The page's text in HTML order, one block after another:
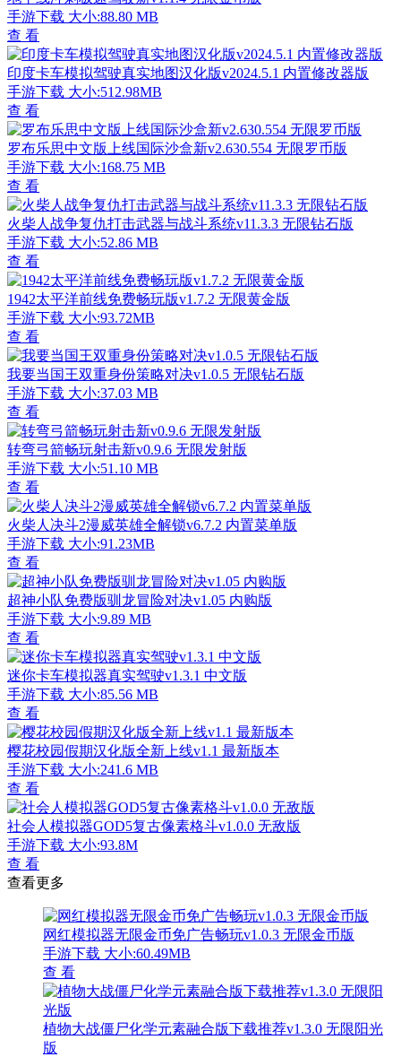
手游下载 大小:88.80 MB
查 看
印度卡车模拟驾驶真实地图汉化版v2024.5.1 内置修改器版
手游下载 大小:512.98MB
查 看
罗布乐思中文版上线国际沙盒新v2.630.554 无限罗币版
手游下载 大小:168.75 MB
查 看
火柴人战争复仇打击武器与战斗系统v11.3.3 无限钻石版
手游下载 大小:52.86 MB
查 看
1942太平洋前线免费畅玩版v1.7.2 无限黄金版
手游下载 大小:93.72MB
查 看
我要当国王双重身份策略对决v1.0.5 无限钻石版
手游下载 大小:37.03 MB
查 看
转弯弓箭畅玩射击新v0.9.6 无限发射版
手游下载 大小:51.10 MB
查 看
火柴人决斗2漫威英雄全解锁v6.7.2 内置菜单版
手游下载 大小:91.23MB
查 看
超神小队免费版驯龙冒险对决v1.05 内购版
手游下载 大小:9.89 MB
查 看
迷你卡车模拟器真实驾驶v1.3.1 中文版
手游下载 大小:85.56 MB
查 看
樱花校园假期汉化版全新上线v1.1 最新版本
手游下载 大小:241.6 MB
查 看
社会人模拟器GOD5复古像素格斗v1.0.0 无敌版
手游下载 大小:93.8M
查 看
查看更多
网红模拟器无限金币免广告畅玩v1.0.3 无限金币版
手游下载 大小:60.49MB
查 看
植物大战僵尸化学元素融合版下载推荐v1.3.0 无限阳光
版